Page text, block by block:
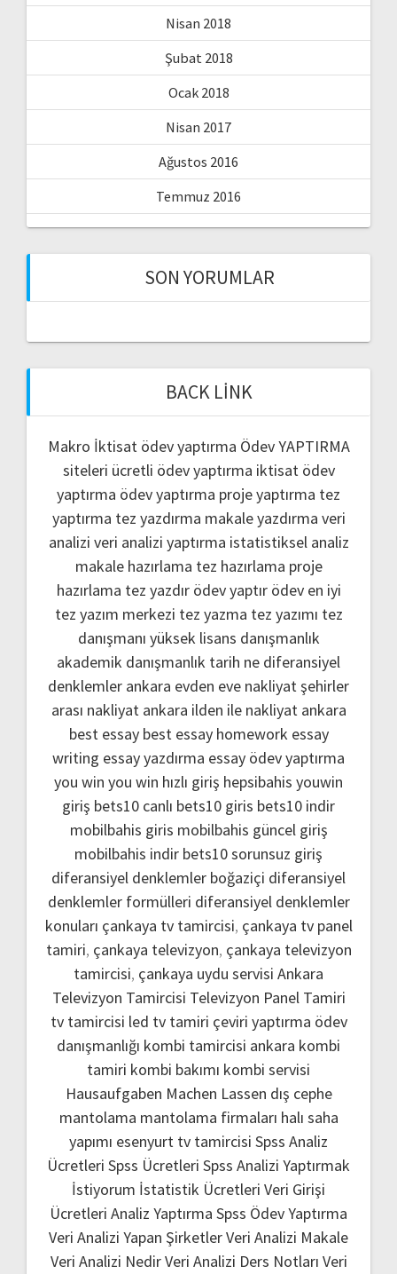
Nisan 2018
Şubat 2018
Ocak 2018
Nisan 2017
Ağustos 2016
Temmuz 2016
SON YORUMLAR
BACK LINK
Makro İktisat ödev yaptırma Ödev YAPTIRMA
siteleri ücretli ödev yaptırma iktisat ödev
yaptırma ödev yaptırma proje yaptırma tez
yaptırma tez yazdırma makale yazdırma veri
analizi veri analizi yaptırma istatistiksel analiz
makale hazırlama tez hazırlama proje
hazırlama tez yazdır ödev yaptır ödev en iyi
tez yazım merkezi tez yazma tez yazımı tez
danışmanı yüksek lisans danışmanlık
akademik danışmanlık tarih ne diferansiyel
denklemler ankara evden eve nakliyatşehirler
arası nakliyat ankara ilden ile nakliyat ankara
best essay best essay homework essay
writing essay yazdırma essay ödev yaptırma
you win you win hızlı giriş hepsibahis youwin
giriş bets10 canlı bets10 giris bets10 indir
mobilbahis giris mobilbahis güncel giriş
mobilbahis indir bets10 sorunsuz giriş
diferansiyel denklemler boğaziçi diferansiyel
denklemler formülleri diferansiyel denklemler
konuları çankaya tv tamircisi, çankaya tv panel
tamiri, çankaya televizyon, çankaya televizyon
tamircisi, çankaya uydu servisi Ankara
Televizyon Tamircisi Televizyon Panel Tamiri
tv tamircisi led tv tamiri çeviri yaptırma ödev
danışmanlığı kombi tamircisi ankara kombi
tamiri kombi bakımı kombi servisi
Hausaufgaben Machen Lassen dış cephe
mantolama mantolama firmaları halı saha
yapımı esenyurt tv tamircisi Spss Analiz
Ücretleri Spss Ücretleri Spss Analizi Yaptırmak
İstiyorum İstatistik Ücretleri Veri Girişi
Ücretleri Analiz Yaptırma Spss Ödev Yaptırma
Veri Analizi Yapan ŞirketlerVeri Analizi Makale
Veri Analizi NedirVeri Analizi Ders Notları Veri